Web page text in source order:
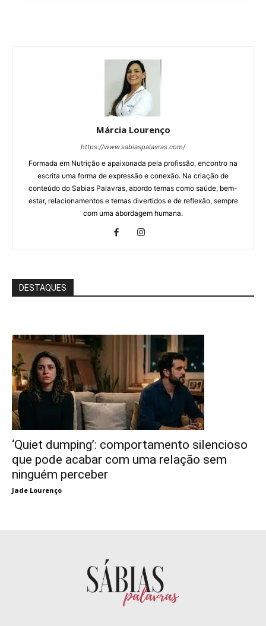
Márcia Lourenço
https://www.sabiaspalavras.com/
Formada em Nutrição e apaixonada pela profissão, encontro na
escrita uma forma de expressão e conexão. Na criação de
conteúdo do Sabias Palavras, abordo temas como saúde, bem-
estar, relacionamentos e temas divertidos e de reflexão, sempre
com uma abordagem humana.
DESTAQUES
‘Quiet dumping’: comportamento silencioso
que pode acabar com uma relação sem
ninguém perceber
Jade Lourenço